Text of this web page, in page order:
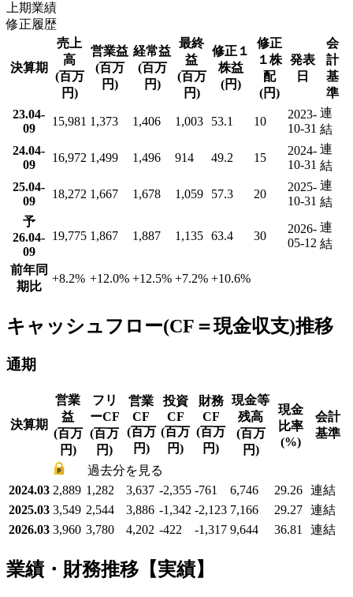
上期業績
修正履歴
決算期
売上
高
(百万
円)
営業益
(百万
円)
経常益
(百万
円)
最終
益
(百万
円)
修正１
株益
(円)
修正
１株
配
(円)
発表
日
会
計
基
準
23.04-
09
15,981 1,373 1,406 1,003 53.1 10
2023-
10-31
連
結
24.04-
09
16,972 1,499 1,496 914 49.2 15
2024-
10-31
連
結
25.04-
09
18,272 1,667 1,678 1,059 57.3 20
2025-
10-31
連
結
予
26.04-
09
19,775 1,867 1,887 1,135 63.4 30
2026-
05-12
連
結
前年同
期比
+8.2% +12.0% +12.5% +7.2% +10.6%
キャッシュフロー(CF＝現金収支)推移
通期
決算期
営業
益
(百万
円)
フリ
ーCF
(百万
円)
営業
CF
(百万
円)
投資
CF
(百万
円)
財務
CF
(百万
円)
現金等
残高
(百万
円)
現金
比率
(%)
会計
基準
過去分を見る
2024.03 2,889 1,282 3,637 -2,355 -761 6,746 29.26 連結
2025.03 3,549 2,544 3,886 -1,342 -2,123 7,166 29.27 連結
2026.03 3,960 3,780 4,202 -422 -1,317 9,644 36.81 連結
業績・財務推移【実績】